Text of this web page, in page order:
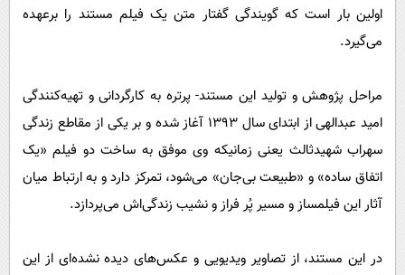
اولین بار است که گویندگی گفتار متن یک فیلم مستند را برعهده
می‌گیرد.
مراحل پژوهش و تولید این مستند- پرتره به کارگردانی و تهیه‌کنندگی
امید عبدالهی از ابتدای سال ۱۳۹۳ آغاز شده و بر یکی از مقاطع زندگی
سهراب شهیدثالث یعنی زمانیکه وی موفق به ساخت دو فیلم «یک
اتفاق ساده» و «طبیعت بی‌جان» می‌شود، تمرکز دارد و به ارتباط میان
آثار این فیلمساز و مسیر پُر فراز و نشیب زندگی‌اش می‌پردازد.
در این مستند، از تصاویر ویدیویی و عکس‌های دیده نشده‌ای از این